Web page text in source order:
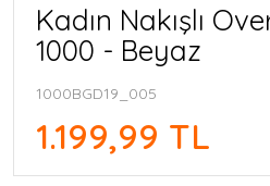
Kadın Nakışlı
1000 - Beyaz
1000BGD19_005
1.199,99 TL